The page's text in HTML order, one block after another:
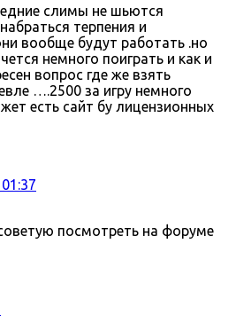
слимы не шьются
терпения и
вообще будут работать .но
немного поиграть и как и
вопрос где же взять
….2500 за игру немного
есть сайт бу лицензионных
посмотреть на форуме